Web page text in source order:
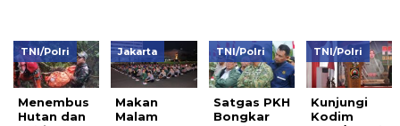
TNI/Polri
Menembus
Hutan dan
Jakarta
Makan
Malam
TNI/Polri
Satgas PKH
Bongkar
TNI/Polri
Kunjungi
Kodim